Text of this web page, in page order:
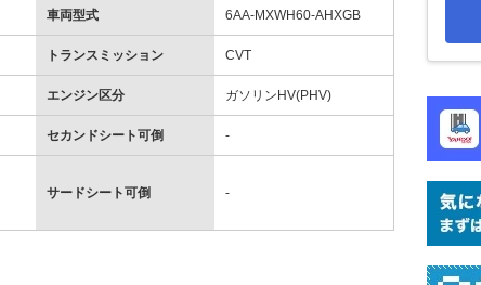
車両型式 6AA-MXWH60-AHXGB
トランスミッション CVT
エンジン区分 ガソリンHV(PHV)
セカンドシート可倒 -
サードシート可倒 -